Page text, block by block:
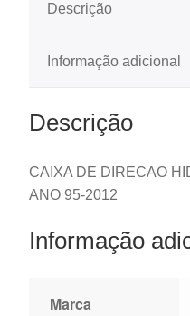
Descrição
Informação adicional
Descrição
CAIXA DE DIRECAO
ANO 95-2012
Informação
Marca